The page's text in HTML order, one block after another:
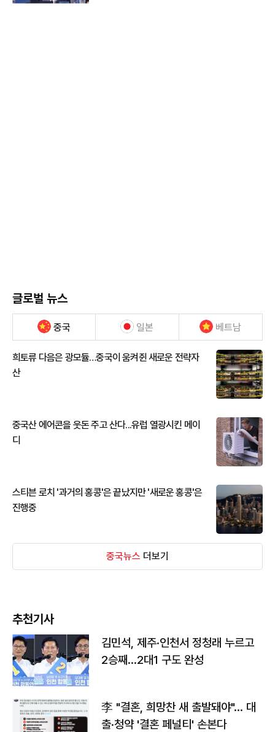
글로벌 뉴스
중국 일본 베트남
희토류 다음은 광모듈…중국이 움켜쥔 새로운 전략자
산
중국산 에어콘을 웃돈 주고 산다...유럽 열광시킨 메이
디
스티븐 로치 '과거의 홍콩'은 끝났지만 '새로운 홍콩'은
진행중
중국뉴스 더보기
추천기사
김민석, 제주·인천서 정청래 누르고
2승째…2대1 구도 완성
李 "결혼, 희망찬 새 출발돼야"… 대
출·청약 '결혼 페널티' 손본다